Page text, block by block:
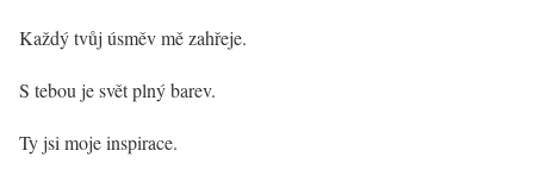
Každý tvůj úsměv mě zahřeje.
S tebou je svět plný barev.
Ty jsi moje inspirace.